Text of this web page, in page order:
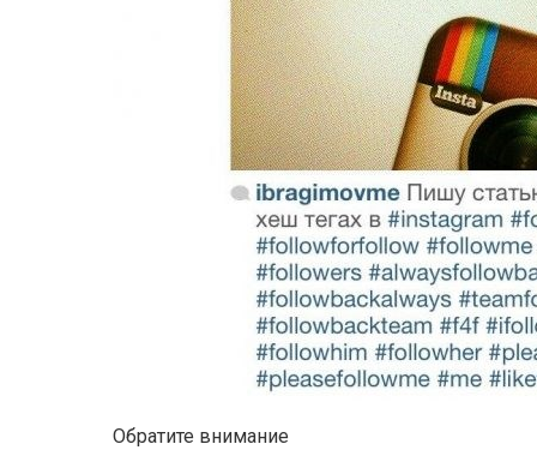
Обратите внимание